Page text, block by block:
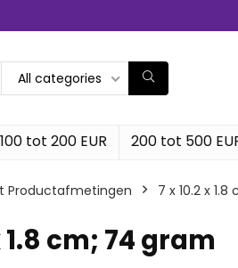
All categories
100 tot 200 EUR 200 tot 500
Productafmetingen ‎7 x 10.2 x
1.8 cm; 74 gram